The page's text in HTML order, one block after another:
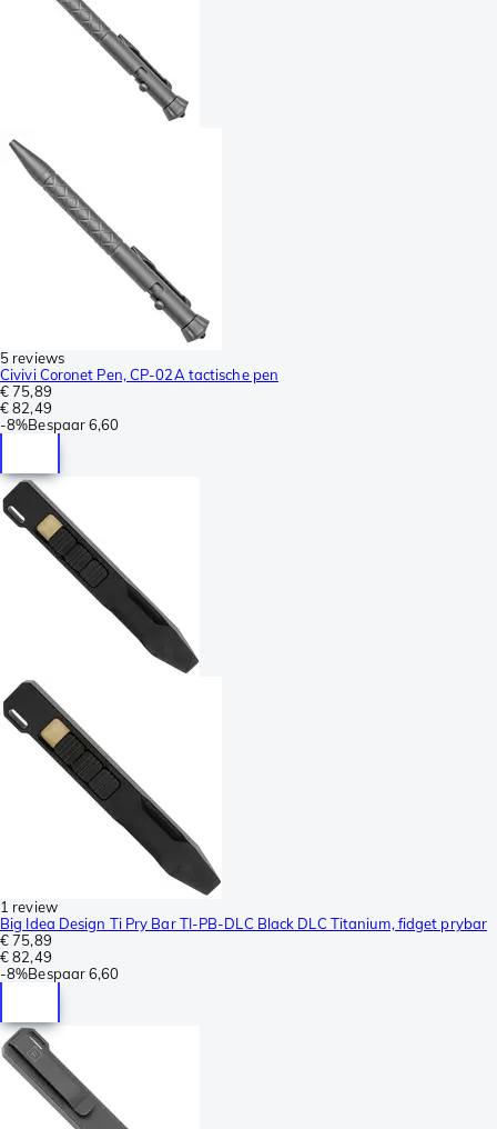
5 reviews
Civivi Coronet Pen, CP-02A tactische pen
€ 75,89
€ 82,49
-8%Bespaar6,60
1 review
Big Idea Design Ti Pry Bar TI-PB-DLC Black DLC Titanium, fidget prybar
€ 75,89
€ 82,49
-8%Bespaar6,60